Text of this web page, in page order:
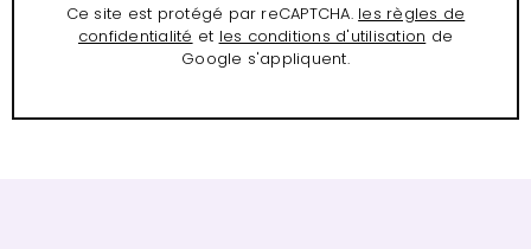
Ce site est protégé par reCAPTCHA. les règles de
confidentialité et les conditions d'utilisation de
Google s'appliquent.